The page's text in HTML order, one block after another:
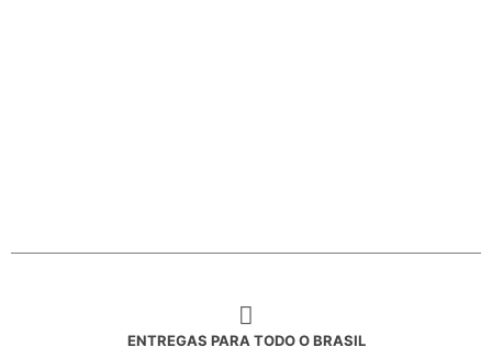
ENTREGAS PARA TODO O BRASIL